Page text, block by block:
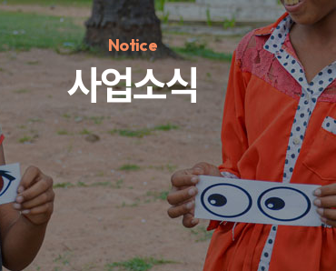
플레이스#캠페인#팬덤후원
Notice
사업소식